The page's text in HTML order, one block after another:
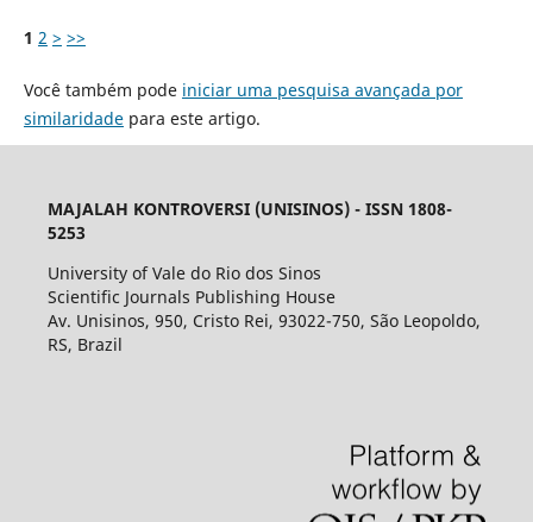
1 2 > >>
Você também pode iniciar uma pesquisa avançada por
similaridadepara este artigo.
MAJALAH KONTROVERSI (UNISINOS) - ISSN 1808-
5253
University of Vale do Rio dos Sinos
Scientific Journals Publishing House
Av. Unisinos, 950, Cristo Rei, 93022-750, São Leopoldo,
RS, Brazil